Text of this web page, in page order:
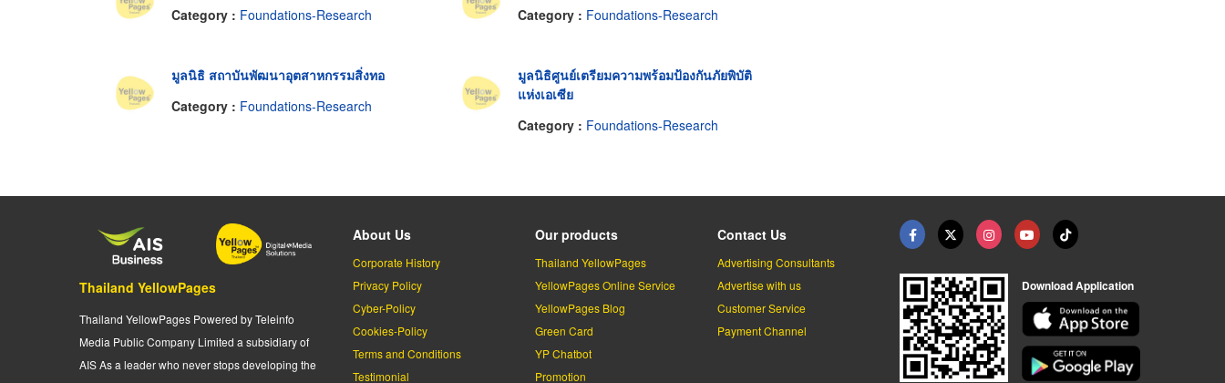
Category : Foundations-Research
Category : Foundations-Research
มูลนิธิ สถาบันพัฒนาอุตสาหกรรมสิ่งทอ
Category : Foundations-Research
มูลนิธิศูนย์เตรียมความพร้อมป้องกันภัยพิบัติ
แห่งเอเซีย
Category : Foundations-Research
Thailand YellowPages
Thailand YellowPages Powered by Teleinfo
Media Public Company Limited a subsidiary of
AIS As a leader who never stops developing the
About Us
Corporate History
Privacy Policy
Cyber-Policy
Cookies-Policy
Terms and Conditions
Testimonial
Our products
Thailand YellowPages
YellowPages Online Service
YellowPages Blog
Green Card
YP Chatbot
Promotion
Contact Us
Advertising Consultants
Advertise with us
Customer Service
Payment Channel
Download Application